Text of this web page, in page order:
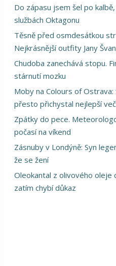
Do zápasu jsem šel po
službách Oktagonu
Těsně před osmdesátkou
Nejkrásnější outfity Jany
Chudoba zanechává stopu.
stárnutí mozku
Moby na Colours of
přesto přichystal nejlepší
Zpátky do pece.
počasí na víkend
Zásnuby v Londýně: Syn
že se žení
Oleokantal z olivového oleje
zatím chybí důkaz